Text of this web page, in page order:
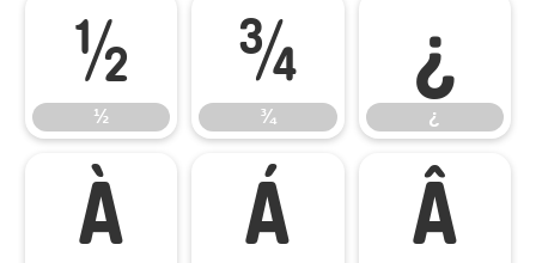
½
½
¾
¾
¿
¿
À Á Â